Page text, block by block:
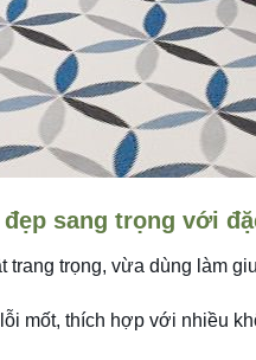
sang trọng với
trang trọng, vừa dùng làm
mốt, thích hợp với nhiều